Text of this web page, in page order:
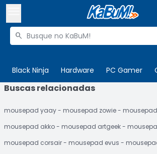
Buscar produtos

Black Ninja Hardware PC Gamer

 Departamentos
Cupons
ENTRE
CADASTRE-SE
Buscas relacionadas
mousepad yaay mousepad zowie
mousepad akko
mousepad artgeek
mousepad corsair
mousepad evus